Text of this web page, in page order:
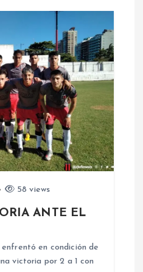
58 views
ANTE EL
en condición de
victoria por 2 a 1 con